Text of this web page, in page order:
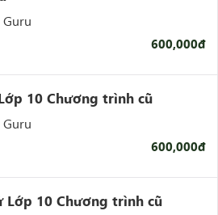
Guru
600,000đ
10 Chương trình cũ
Guru
600,000đ
Lớp 10 Chương trình cũ